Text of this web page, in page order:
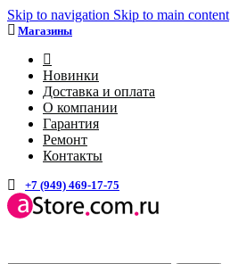
Skip to navigation Skip to main content
Магазины
Новинки
Доставка и оплата
О компании
Гарантия
Ремонт
Контакты
+7 (949) 469-17-75